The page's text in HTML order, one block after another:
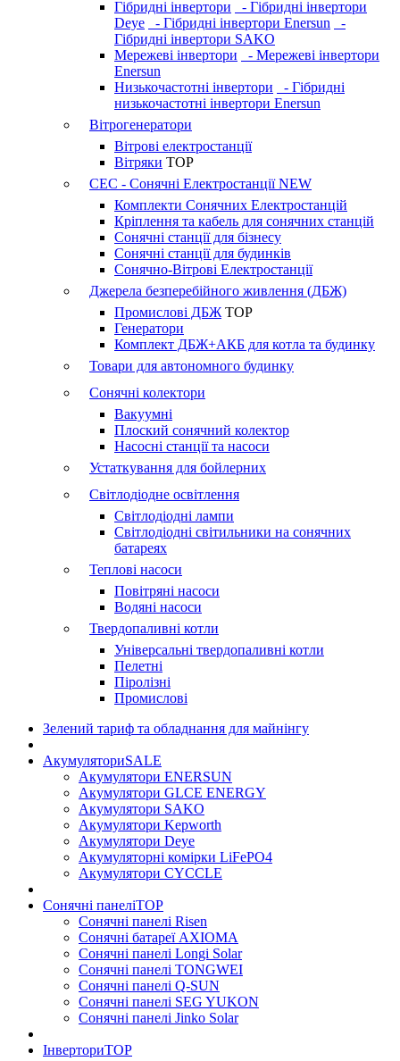
Гібридні інвертори
- Гібридні інвертори
Deye
- Гібридні інвертори Enersun
-
Гібридні інвертори SAKO
Мережеві інвертори
- Мережеві інвертори
Enersun
Низькочастотні інвертори
- Гібридні
низькочастотні інвертори Enersun
Вітрогенератори
Вітрові електростанції
Вітряки TOP
СЕС - Сонячні Електростанції NEW
Комплекти Сонячних Електростанцій
Кріплення та кабель для сонячних станцій
Сонячні станції для бізнесу
Сонячні станції для будинків
Сонячно-Вітрові Електростанції
Джерела безперебійного живлення (ДБЖ)
Промислові ДБЖ TOP
Генератори
Комплект ДБЖ+АКБ для котла та будинку
Товари для автономного будинку
Сонячні колектори
Вакуумні
Плоский сонячний колектор
Насосні станції та насоси
Устаткування для бойлерних
Світлодіодне освітлення
Світлодіодні лампи
Світлодіодні світильники на сонячних
батареях
Теплові насоси
Повітряні насоси
Водяні насоси
Твердопаливні котли
Універсальні твердопаливні котли
Пелетні
Піролізні
Промислові
Зелений тариф та обладнання для майнінгу
АкумуляториSALE
Акумулятори ENERSUN
Акумулятори GLCE ENERGY
Акумулятори SAKO
Акумулятори Kepworth
Акумулятори Deye
Акумуляторні комірки LiFePO4
Акумулятори CYCCLE
Сонячні панеліTOP
Сонячні панелі Risen
Сонячні батареї AXIOMA
Сонячні панелі Longi Solar
Сонячні панелі TONGWEI
Сонячні панелі Q-SUN
Сонячні панелі SEG YUKON
Сонячні панелі Jinko Solar
ІнверториTOP